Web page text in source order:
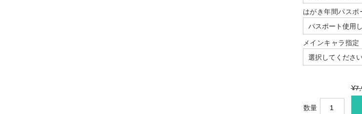
はがき年間パスポ
メインキャラ指定
数量